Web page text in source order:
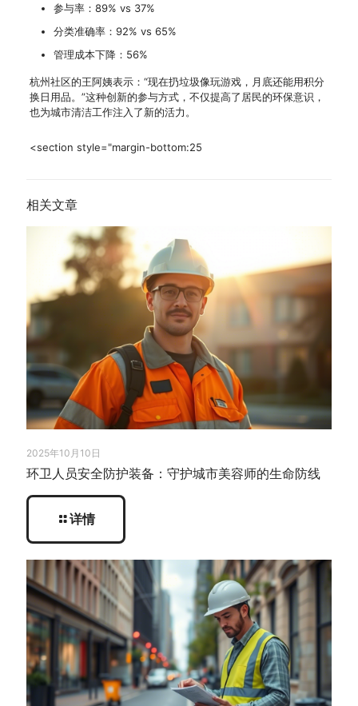
参与率：89% vs 37%
分类准确率：92% vs 65%
管理成本下降：56%
杭州社区的王阿姨表示：“现在扔垃圾像玩游戏，月底还能用积分
换日用品。”这种创新的参与方式，不仅提高了居民的环保意识，
也为城市清洁工作注入了新的活力。
<section style="margin-bottom:25
相关文章
2025年10月10日
环卫人员安全防护装备：守护城市美容师的生命防线
详情